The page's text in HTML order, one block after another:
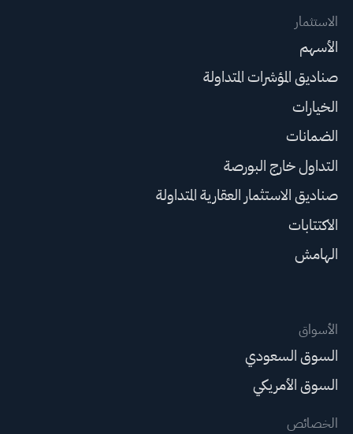
الاستثمار
الأسهم
صناديق المؤشرات المتداولة
الخيارات
الضمانات
التداول خارج البورصة
صناديق الاستثمار العقارية المتداولة
الاكتتابات
الهامش
الأسواق
السوق السعودي
السوق الأمريكي
الخصائص